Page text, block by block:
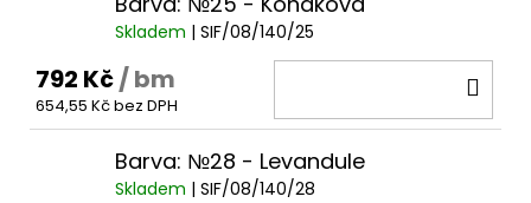
Skladem | SIF/08/140/25
792 Kč/ bm
654,55 Kč bez DPH
Barva: №28 - Levandule
Skladem | SIF/08/140/28